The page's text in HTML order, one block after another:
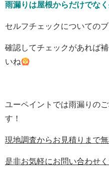
雨漏りは屋根からだけでな
セルフチェックについての
確認してチェックがあれば
いね
ユーペイントでは雨漏りの
す！
現地調査からお見積りまで
是非お気軽にお問い合わせ